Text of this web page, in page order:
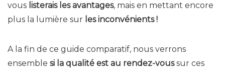
vous listerais les avantages, mais en mettant encore
plus la lumière sur les inconvénients !
A la fin de ce guide comparatif, nous verrons
ensemble si la qualité est au rendez-voussur ces